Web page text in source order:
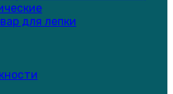
для лепки